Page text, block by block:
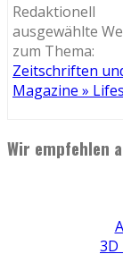
Redaktionell
ausgewählte
zum Thema:
Zeitschriften
Magazine »
Wir empfehlen
3D